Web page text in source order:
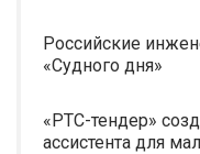
Российские
«Судного дня»
«РТС-тендер»
ассистента для